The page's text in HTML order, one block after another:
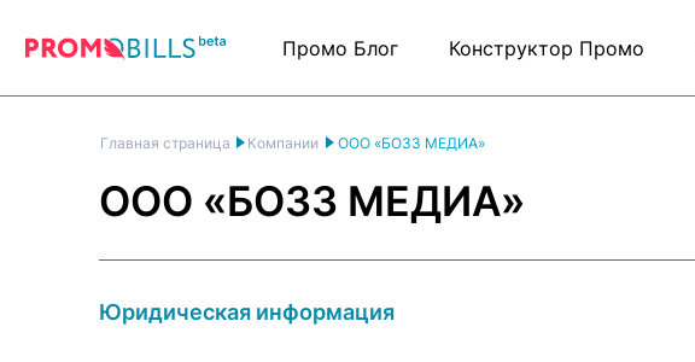
Промо Блог Конструктор Промо
Главная страница Компании ООО «БОЗЗ МЕДИА»
ООО «БОЗЗ МЕДИА»
Юридическая информация